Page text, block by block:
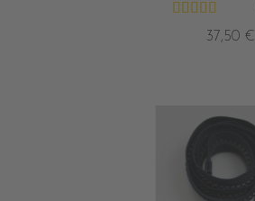
37,50 €